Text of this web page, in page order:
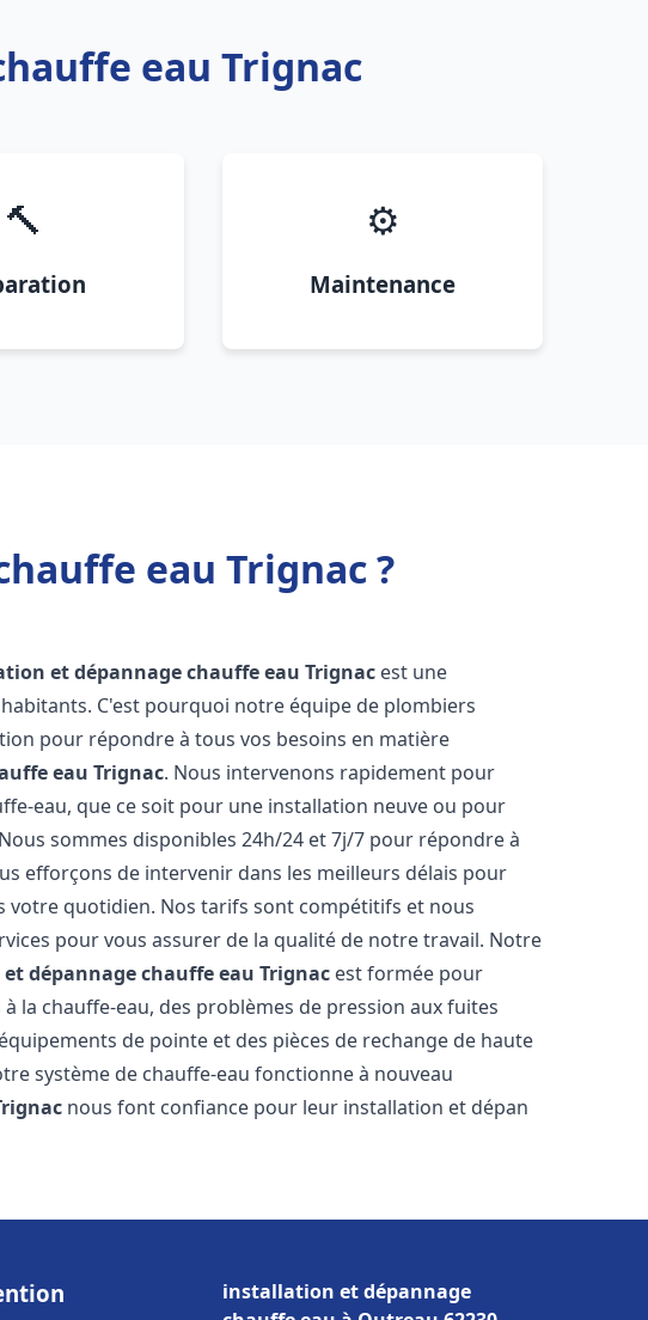
eau Trignac
🔨 ⚙️
Maintenance
eau Trignac ?
et dépannage chauffe eau Trignac est une
C'est pourquoi notre équipe de plombiers
pour répondre à tous vos besoins en matière
eau Trignac. Nous intervenons rapidement pour
eau, que ce soit pour une installation neuve ou pour
sommes disponibles 24h/24 et 7j/7 pour répondre à
efforçons de intervenir dans les meilleurs délais pour
votre quotidien. Nos tarifs sont compétitifs et nous
pour vous assurer de la qualité de notre travail. Notre
dépannage chauffe eau Trignac est formée pour
la chauffe-eau, des problèmes de pression aux fuites
de pointe et des pièces de rechange de haute
système de chauffe-eau fonctionne à nouveau
nous font confiance pour leur installation et dépan
installation et dépannage